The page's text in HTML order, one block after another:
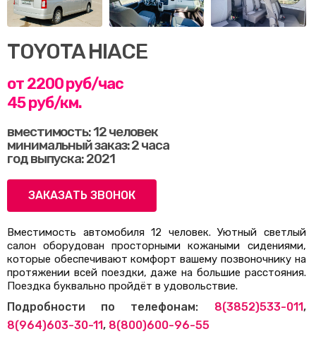
TOYOTA HIACE
от 2200 руб/час
45 руб/км.
вместимость: 12 человек
минимальный заказ: 2 часа
год выпуска: 2021
ЗАКАЗАТЬ ЗВОНОК
Вместимость автомобиля 12 человек. Уютный светлый
салон оборудован просторными кожаными сидениями,
которые обеспечивают комфорт вашему позвоночнику на
протяжении всей поездки, даже на большие расстояния.
Поездка буквально пройдёт в удовольствие.
Подробности по телефонам: 8(3852)533-011,
8(964)603-30-11, 8(800)600-96-55